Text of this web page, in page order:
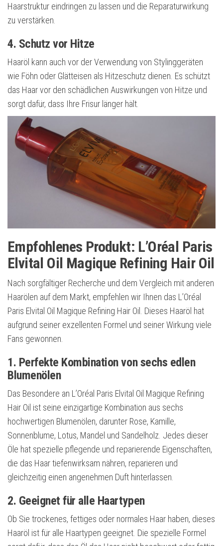
Haarstruktur eindringen zu lassen und die Reparaturwirkung
zu verstärken.
4. Schutz vor Hitze
Haaröl kann auch vor der Verwendung von Stylinggeräten
wie Föhn oder Glätteisen als Hitzeschutz dienen. Es schützt
das Haar vor den schädlichen Auswirkungen von Hitze und
sorgt dafür, dass Ihre Frisur länger hält.
Empfohlenes Produkt: L’Oréal Paris
Elvital Oil Magique Refining Hair Oil
Nach sorgfältiger Recherche und dem Vergleich mit anderen
Haarölen auf dem Markt, empfehlen wir Ihnen das L’Oréal
Paris Elvital Oil Magique Refining Hair Oil. Dieses Haaröl hat
aufgrund seiner exzellenten Formel und seiner Wirkung viele
Fans gewonnen.
1. Perfekte Kombination von sechs edlen
Blumenölen
Das Besondere an L’Oréal Paris Elvital Oil Magique Refining
Hair Oil ist seine einzigartige Kombination aus sechs
hochwertigen Blumenölen, darunter Rose, Kamille,
Sonnenblume, Lotus, Mandel und Sandelholz. Jedes dieser
Öle hat spezielle pflegende und reparierende Eigenschaften,
die das Haar tiefenwirksam nähren, reparieren und
gleichzeitig einen angenehmen Duft hinterlassen.
2. Geeignet für alle Haartypen
Ob Sie trockenes, fettiges oder normales Haar haben, dieses
Haaröl ist für alle Haartypen geeignet. Die spezielle Formel